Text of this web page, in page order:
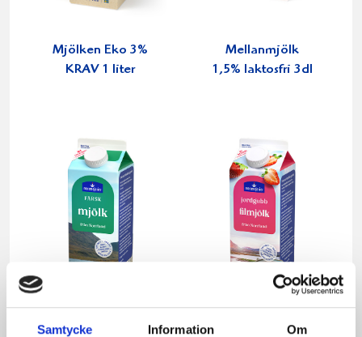
Samtycke Information Om
Mjölken Eko 3%
KRAV 1 liter
Mellanmjölk
1,5% laktosfri 3dl